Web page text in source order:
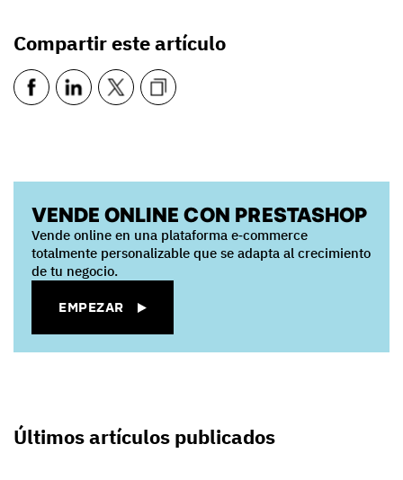
Compartir este artículo
VENDE ONLINE CON PRESTASHOP
Vende online en una plataforma e‑commerce
totalmente personalizable que se adapta al crecimiento
de tu negocio.
EMPEZAR
Últimos artículos publicados